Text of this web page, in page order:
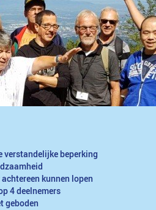
beperking
kunnen lopen
4 deelnemers
geboden